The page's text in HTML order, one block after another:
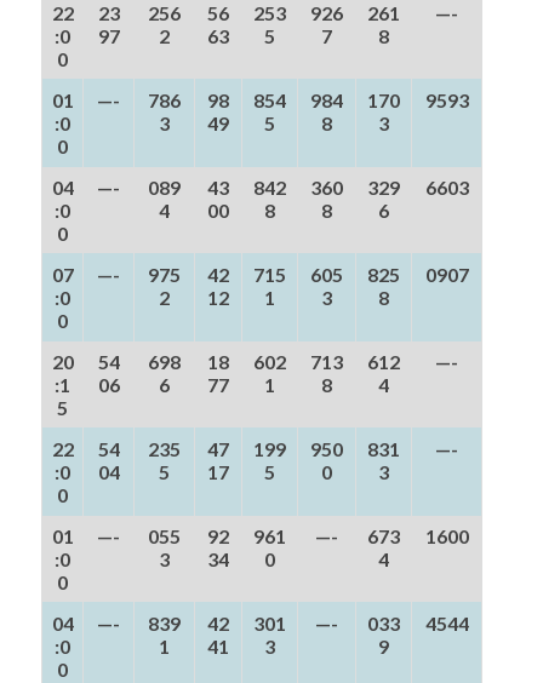
22
:0
0
23
97
256
2
56
63
253
5
926
7
261
8
—-
01
:0
0
—-
786
3
98
49
854
5
984
8
170
3
9593
04
:0
0
—-
089
4
43
00
842
8
360
8
329
6
6603
07
:0
0
—-
975
2
42
12
715
1
605
3
825
8
0907
20
:1
5
54
06
698
6
18
77
602
1
713
8
612
4
—-
22
:0
0
54
04
235
5
47
17
199
5
950
0
831
3
—-
01
:0
0
—-
055
3
92
34
961
0
—-
673
4
1600
04
:0
0
—-
839
1
42
41
301
3
—-
033
9
4544